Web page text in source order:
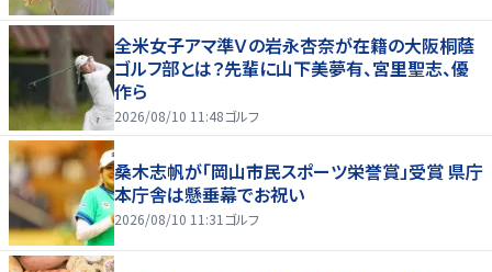
全米女子アマ準Ｖの岩永杏奈が在籍の大阪桐蔭
ゴルフ部とは？先輩に山下美夢有、宮里聖志、優
作ら
2026/08/10 11:48ゴルフ
桑木志帆が「岡山市民スポーツ栄誉賞」受賞 県庁
本庁舎は懸垂幕でお祝い
2026/08/10 11:31 ゴルフ